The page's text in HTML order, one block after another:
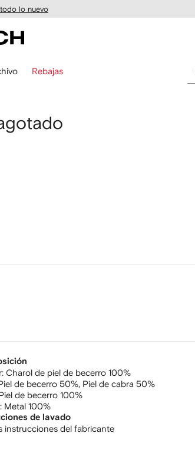
lo nuevo
Rebajas
Charol de piel de becerro 100%
de becerro 50%, Piel de cabra 50%
de becerro 100%
Metal 100%
de lavado
instrucciones del fabricante